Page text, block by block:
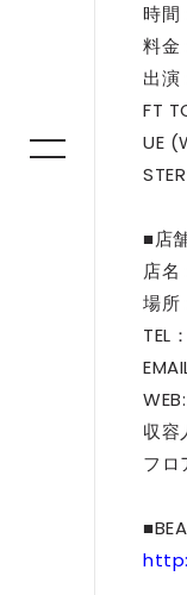
時間
料金
出演
FT
UE
■店
店名
場所
TEL
収容
フロ